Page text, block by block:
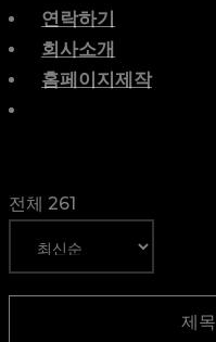
연락하기
회사소개
홈페이지제작
전체 261
제목